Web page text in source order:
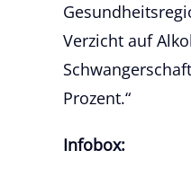
Verzicht auf
Prozent.“
Infobox: